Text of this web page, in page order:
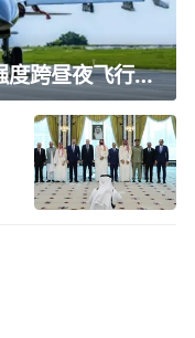
战鹰出击！空军某部组织高强度跨昼夜飞行训练